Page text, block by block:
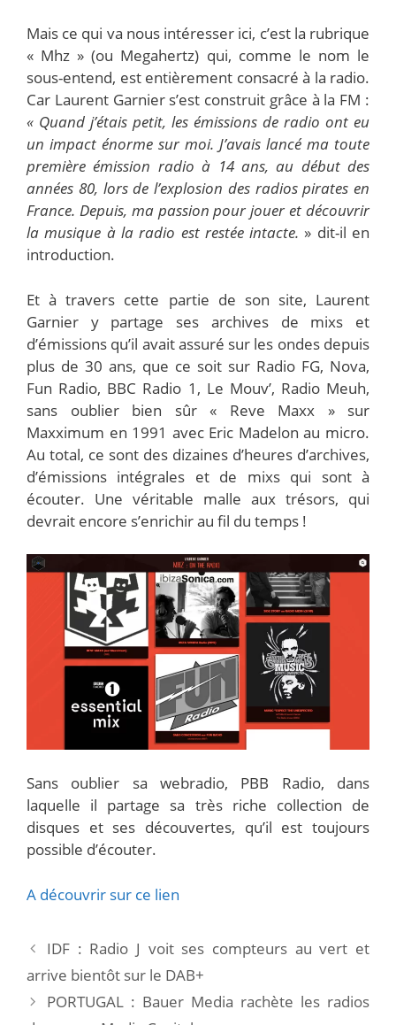
Mais ce qui va nous intéresser ici, c’est la rubrique
« Mhz » (ou Megahertz) qui, comme le nom le
sous-entend, est entièrement consacré à la radio.
Car Laurent Garnier s’est construit grâce à la FM :
« Quand j’étais petit, les émissions de radio ont eu
un impact énorme sur moi. J’avais lancé ma toute
première émission radio à 14 ans, au début des
années 80, lors de l’explosion des radios pirates en
France. Depuis, ma passion pour jouer et découvrir
la musique à la radio est restée intacte. » dit-il en
introduction.
Et à travers cette partie de son site, Laurent
Garnier y partage ses archives de mixs et
d’émissions qu’il avait assuré sur les ondes depuis
plus de 30 ans, que ce soit sur Radio FG, Nova,
Fun Radio, BBC Radio 1, Le Mouv’, Radio Meuh,
sans oublier bien sûr « Reve Maxx » sur
Maxximum en 1991 avec Eric Madelon au micro.
Au total, ce sont des dizaines d’heures d’archives,
d’émissions intégrales et de mixs qui sont à
écouter. Une véritable malle aux trésors, qui
devrait encore s’enrichir au fil du temps !
Sans oublier sa webradio, PBB Radio, dans
laquelle il partage sa très riche collection de
disques et ses découvertes, qu’il est toujours
possible d’écouter.
A découvrir sur ce lien
IDF : Radio J voit ses compteurs au vert et
arrive bientôt sur le DAB+
PORTUGAL : Bauer Media rachète les radios